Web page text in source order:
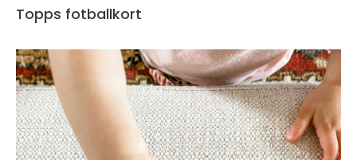
Topps fotballkort